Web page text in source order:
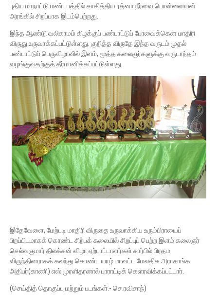
புதிய மாநாட்டு மண்டபத்தில் சாகித்திய ரத்னா நீர்வை பொன்னையன்
அரங்கில் சிறப்பாக இடம்பெற்றது.
இந்த ஆண்டு வலிகாமம் கிழக்குப் பண்பாட்டுப் பேரவைக்கென மாதிரி
விருது உருவாக்கப்பட்டுள்ளது. குறித்த விருதே இந்த வருடம் முதல்
பண்பாட்டுப் பெருவிழாவில் இளம், மூத்த கலைஞர்களுக்கு வருடாந்தம்
வழங்குவதற்குத் தீர்மானிக்கப்பட்டுள்ளது.
இதேவேளை, மேற்படி மாதிரி விருதை உருவாக்கிய உரும்பிராயைப்
பிறப்பிடமாகக் கொண்ட சிற்பக் கலையில் சிறப்புப் பெற்ற இளம் கலைஞர்
செல்வகுமார் திலக்சன் விழா ஏற்பாட்டாளர்கள் சார்பில் பிரதம
விருந்தினராகக் கலந்து கொண்ட யாழ்.மாவட்ட மேலதிக அராசாங்க
அதிபர்(காணி) எஸ்.முரளிதரனால் பாராட்டிக் கெளரவிக்கப்பட்டார்.
(செய்தித் தொகுப்பு மற்றும் படங்கள்:- செ.ரவிசாந்)